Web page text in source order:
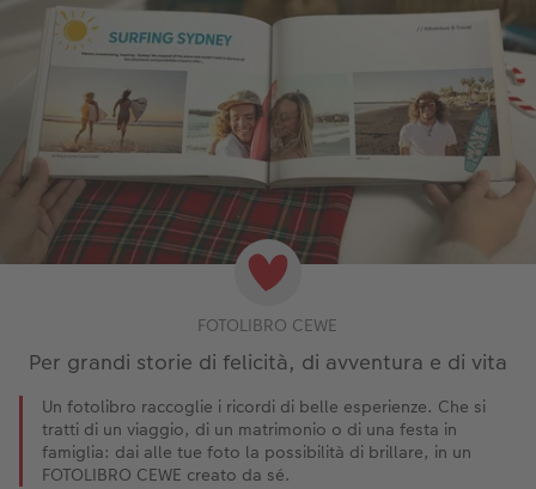
FOTOLIBRO CEWE
Per grandi storie di felicità, di avventura e di vita
Un fotolibro raccoglie i ricordi di belle esperienze. Che si
tratti di un viaggio, di un matrimonio o di una festa in
famiglia: dai alle tue foto la possibilità di brillare, in un
FOTOLIBRO CEWE creato da sé.